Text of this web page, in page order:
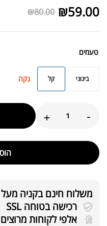
₪80.00 ₪59.00
טעמים
בינוני קל נקה
-
+
משלוח חינם בקניה מעל ₪500
רכישה בטוחה SSL
אלפי לקוחות מרוצים